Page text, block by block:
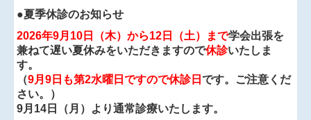
●夏季休診のお知らせ
2026年9月10日（木）から12日（土）まで学会出張を
兼ねて遅い夏休みをいただきますので休診いたしま
す。
（9月9日も第2水曜日ですので休診日です。ご注意くだ
さい。）
9月14日（月）より通常診療いたします。